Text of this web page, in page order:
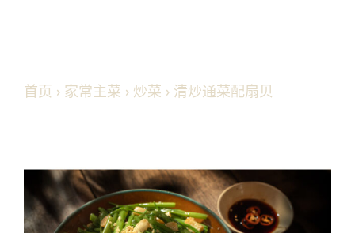
首页 › 家常主菜 › 炒菜 › 清炒通菜配扇贝